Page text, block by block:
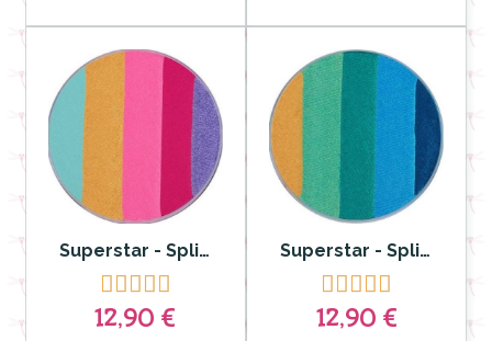
Superstar - Split cake Dream Colours Candy 45gr

12,90 €
Superstar - Splitcake Dream Colours Emerald Esmeralda 45gr

12,90 €